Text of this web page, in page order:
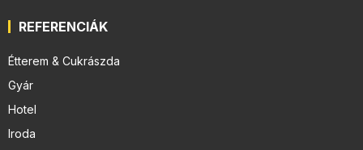
REFERENCIÁK
Étterem & Cukrászda
Gyár
Hotel
Iroda